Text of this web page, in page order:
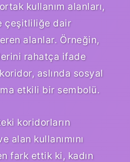
kullanım alanları,
çeşitliliğe dair
alanlar. Örneğin,
rahatça ifade
aslında sosyal
etkili bir sembolü.
koridorların
alan kullanımını
fark ettik ki, kadın